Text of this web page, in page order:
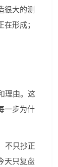
很大的测
形成；
理由。这
一步为什
不只抄正
天只复盘